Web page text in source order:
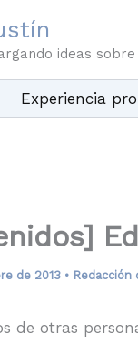
ideas
Experiencia
de 2013 • Redacción
de otras